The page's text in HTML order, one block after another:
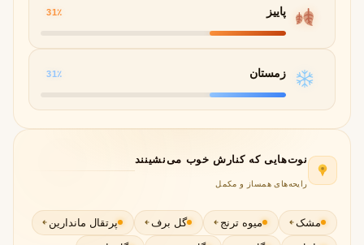
پاییز 31٪
زمستان 31٪
نوت‌هایی که کنارش خوب می‌نشینند
رایحه‌های همساز و مکمل
مشک میوه ترنج گل برف پرتقال ماندارین